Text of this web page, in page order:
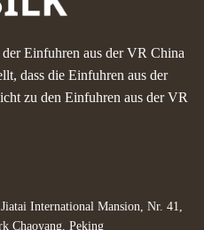
Einfuhren aus der VR China
dass die Einfuhren aus der
zu den Einfuhren aus der VR
International Mansion, Nr. 41,
Chaoyang, Peking